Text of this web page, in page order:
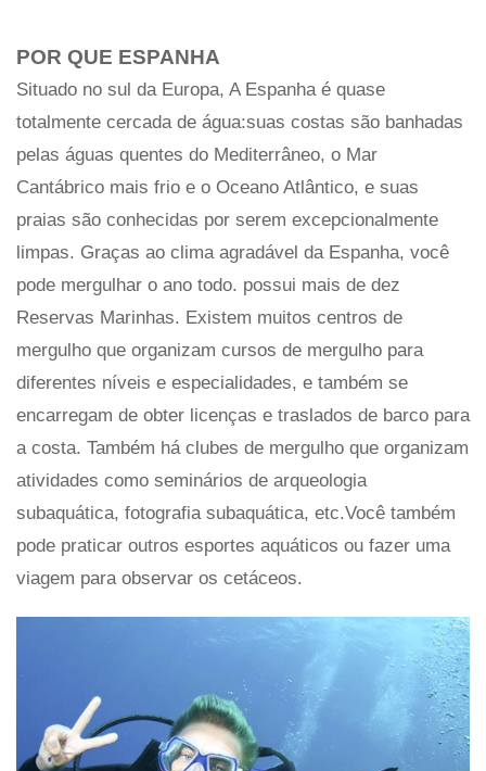
POR QUE ESPANHA
Situado no sul da Europa, A Espanha é quase
totalmente cercada de água:suas costas são banhadas
pelas águas quentes do Mediterrâneo, o Mar
Cantábrico mais frio e o Oceano Atlântico, e suas
praias são conhecidas por serem excepcionalmente
limpas. Graças ao clima agradável da Espanha, você
pode mergulhar o ano todo. possui mais de dez
Reservas Marinhas. Existem muitos centros de
mergulho que organizam cursos de mergulho para
diferentes níveis e especialidades, e também se
encarregam de obter licenças e traslados de barco para
a costa. Também há clubes de mergulho que organizam
atividades como seminários de arqueologia
subaquática, fotografia subaquática, etc.Você também
pode praticar outros esportes aquáticos ou fazer uma
viagem para observar os cetáceos.